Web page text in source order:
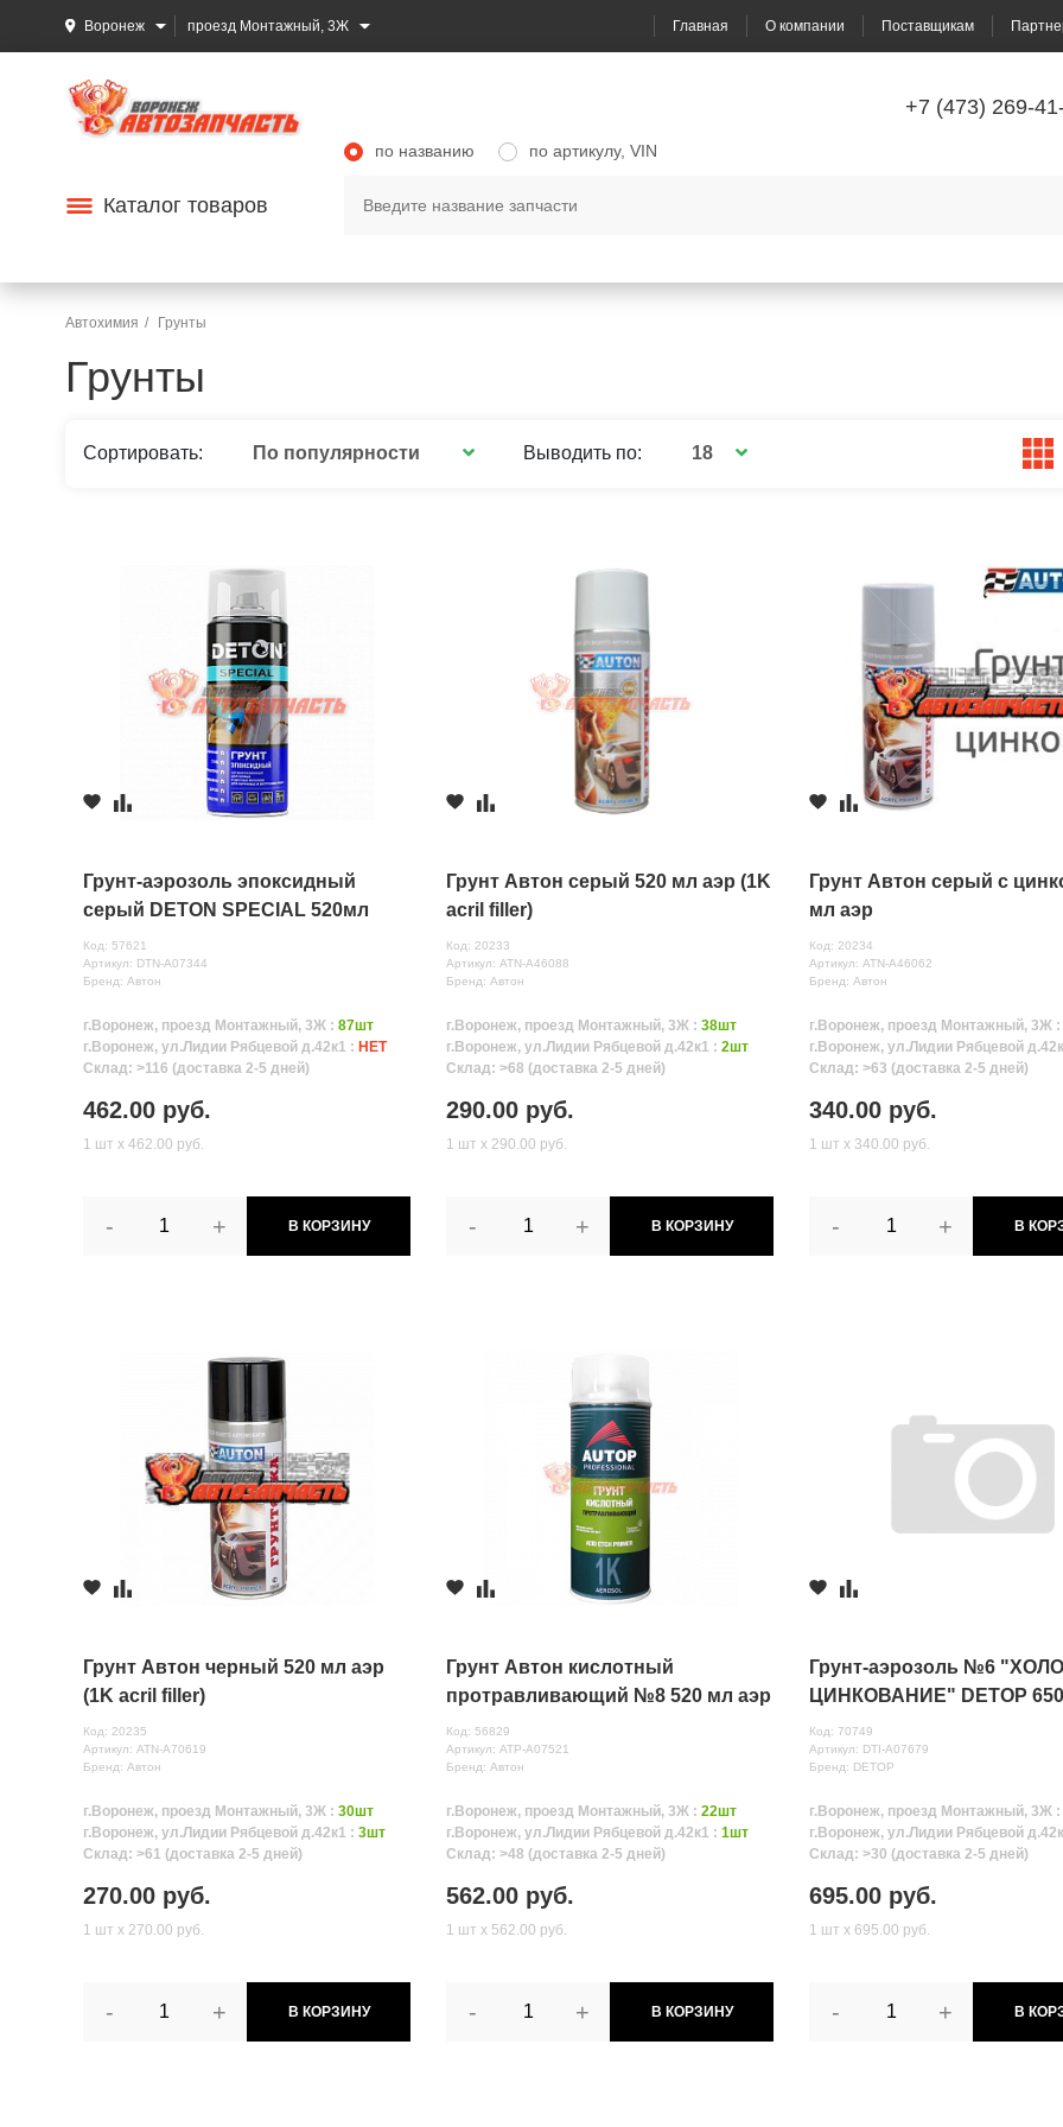
Воронеж проезд Монтажный, 3Ж Главная О компании Поставщикам
+7 (473) 269-
Каталог товаров
по названию по артикулу, VIN
Автохимия Грунты
Грунты
Сортировать: По популярности Выводить по: 18
Грунт-аэрозоль эпоксидный
серый DETON SPECIAL 520мл
аэр.
Код: 57621
Артикул: DTN-A07344
Бренд: Автон
г.Воронеж, проезд Монтажный, 3Ж : 87шт
г.Воронеж, ул.Лидии Рябцевой д.42к1 : НЕТ
Склад: >116 (доставка 2-5 дней)
462.00 руб.
1 шт х 462.00 руб.
- + В КОРЗИНУ
Грунт Автон серый 520 мл аэр (1K
acril filler)
Код: 20233
Артикул: ATN-A46088
Бренд: Автон
г.Воронеж, проезд Монтажный, 3Ж :38шт
г.Воронеж, ул.Лидии Рябцевой д.42к1 :2шт
Склад: >68 (доставка 2-5 дней)
290.00 руб.
1 шт х 290.00 руб.
- + В КОРЗИНУ
Грунт Автон серый с
мл аэр
Код: 20234
Артикул: ATN-A46062
Бренд: Автон
г.Воронеж, проезд Монтажный, 3Ж
г.Воронеж, ул.Лидии Рябцевой
Склад: >63 (доставка 2-5 дней)
340.00 руб.
1 шт х 340.00 руб.
- + В
Грунт Автон черный 520 мл аэр
(1K acril filler)
Код: 20235
Артикул: ATN-A70619
Бренд: Автон
г.Воронеж, проезд Монтажный, 3Ж : 30шт
г.Воронеж, ул.Лидии Рябцевой д.42к1 : 3шт
Склад: >61 (доставка 2-5 дней)
270.00 руб.
1 шт х 270.00 руб.
- + В КОРЗИНУ
Грунт Автон кислотный
протравливающий №8 520 мл аэр
Код: 56829
Артикул: ATP-A07521
Бренд: Автон
г.Воронеж, проезд Монтажный, 3Ж :22шт
г.Воронеж, ул.Лидии Рябцевой д.42к1 :1шт
Склад: >48 (доставка 2-5 дней)
562.00 руб.
1 шт х 562.00 руб.
- + В КОРЗИНУ
Грунт-аэрозоль №6
ЦИНКОВАНИЕ" DETOP
Код: 70749
Артикул: DTI-A07679
Бренд: DETOP
г.Воронеж, проезд Монтажный, 3Ж
г.Воронеж, ул.Лидии Рябцевой
Склад: >30 (доставка 2-5 дней)
695.00 руб.
1 шт х 695.00 руб.
- + В